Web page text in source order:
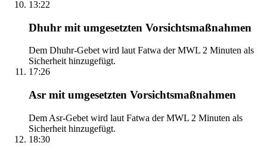
13:22
Dhuhr mit umgesetzten Vorsichtsmaßnahmen
Dem Dhuhr-Gebet wird laut Fatwa der MWL 2 Minuten als
Sicherheit hinzugefügt.
17:26
Asr mit umgesetzten Vorsichtsmaßnahmen
Dem Asr-Gebet wird laut Fatwa der MWL 2 Minuten als
Sicherheit hinzugefügt.
18:30